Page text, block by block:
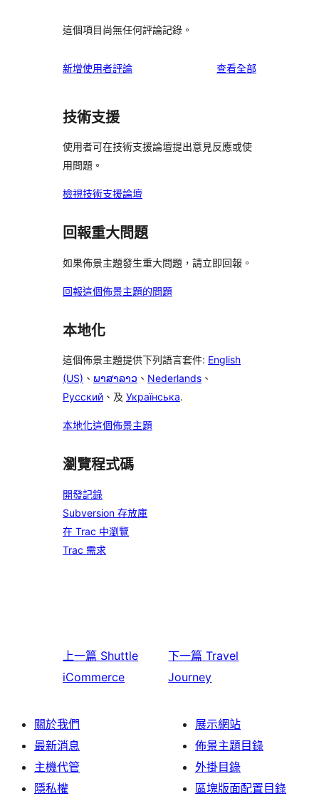
這個項目尚無任何評論記錄。
新增使用者評論 查看全部使
技術支援
使用者可在技術支援論壇提出意見反應或使
用問題。
檢視技術支援論壇
回報重大問題
如果佈景主題發生重大問題，請立即回報。
回報這個佈景主題的問題
本地化
這個佈景主題提供下列語言套件: English
(US) 、 ພາສາລາວ 、 Nederlands 、
Русский 、及 Українська.
本地化這個佈景主題
瀏覽程式碼
開發記錄
Subversion 存放庫
在 Trac 中瀏覽
Trac 需求
上一篇 Shuttle
iCommerce
下一篇 Travel
Journey
關於我們
最新消息
主機代管
隱私權
展示網站
佈景主題目錄
外掛目錄
區塊版面配置目錄